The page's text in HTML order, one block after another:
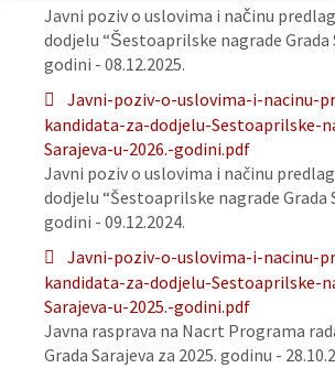
Javni poziv o uslovima i načinu
dodjelu “Šestoaprilske nagrade Grada
godini - 08.12.2025.
Javni-poziv-o-uslovima-i-nacinu-
kandidata-za-dodjelu-Sestoaprilske-
Sarajeva-u-2026.-godini.pdf
Javni poziv o uslovima i načinu
dodjelu “Šestoaprilske nagrade Grada
godini - 09.12.2024.
Javni-poziv-o-uslovima-i-nacinu-
kandidata-za-dodjelu-Sestoaprilske-
Sarajeva-u-2025.-godini.pdf
Javna rasprava na Nacrt Programa
Grada Sarajeva za 2025. godinu -